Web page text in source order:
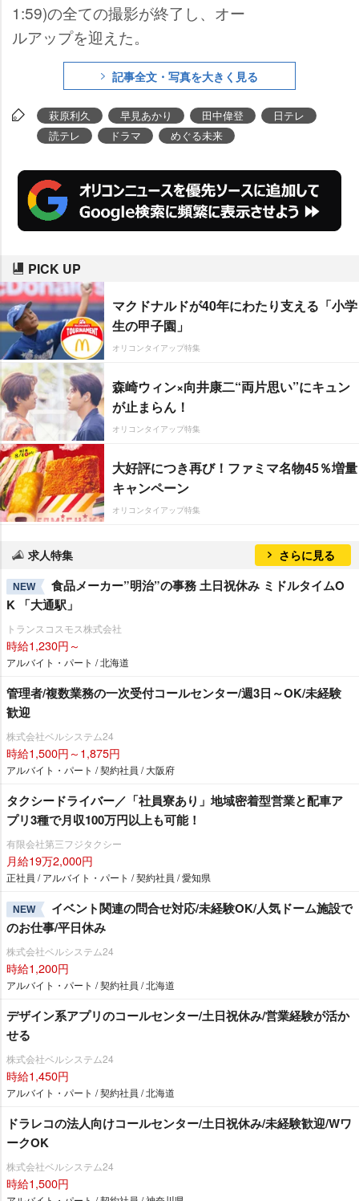
1:59)の全ての撮影が終了し、オー
ルアップを迎えた。
記事全文・写真を大きく見る
萩原利久 早見あかり 田中偉登
日テレ
読テレ
ドラマ めぐる未来
PICK UP
マクドナルドが40年にわたり支える「小学
生の甲子園」
オリコンタイアップ特集
森崎ウィン×向井康二“両片思い”にキュン
が止まらん！
オリコンタイアップ特集
大好評につき再び！ファミマ名物45％増量
キャンペーン
オリコンタイアップ特集
求人特集 さらに見る
NEW
食品メーカー”明治”の事務 土日祝休み ミドルタイムO
K 「大通駅」
トランスコスモス株式会社
時給1,230円～
アルバイト・パート / 北海道
管理者/複数業務の一次受付コールセンター/週3日～OK/未経験
歓迎
株式会社ベルシステム24
時給1,500円～1,875円
アルバイト・パート / 契約社員 / 大阪府
タクシードライバー／「社員寮あり」地域密着型営業と配車ア
プリ3種で月収100万円以上も可能！
有限会社第三フジタクシー
月給19万2,000円
正社員 / アルバイト・パート / 契約社員 / 愛知県
NEW
イベント関連の問合せ対応/未経験OK/人気ドーム施設で
のお仕事/平日休み
株式会社ベルシステム24
時給1,200円
アルバイト・パート / 契約社員 / 北海道
デザイン系アプリのコールセンター/土日祝休み/営業経験が活か
せる
株式会社ベルシステム24
時給1,450円
アルバイト・パート / 契約社員 / 北海道
ドラレコの法人向けコールセンター/土日祝休み/未経験歓迎/Wワ
ークOK
株式会社ベルシステム24
時給1,500円